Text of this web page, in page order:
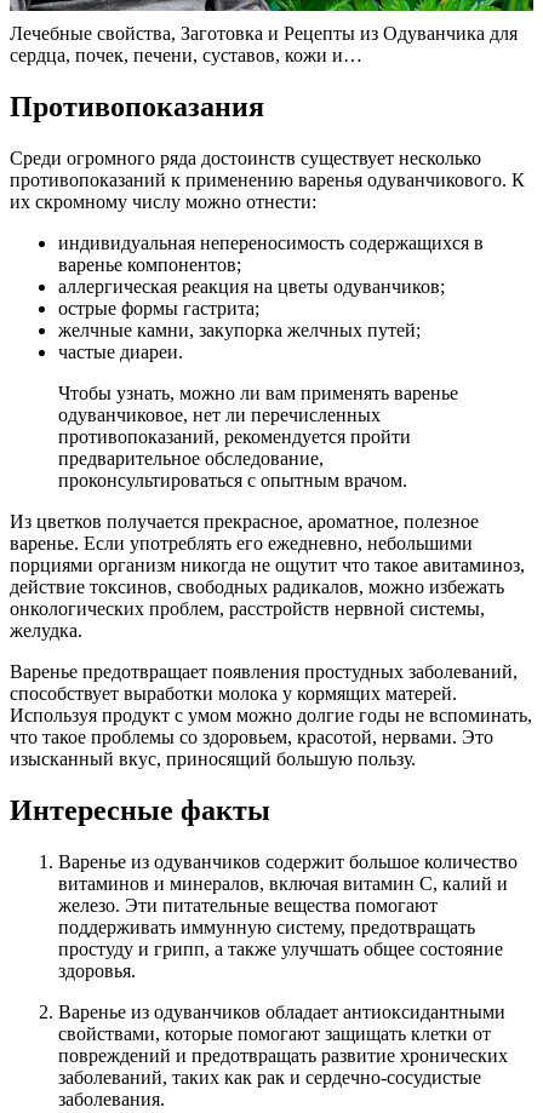
Лечебные свойства, Заготовка и Рецепты из Одуванчика для
сердца, почек, печени, суставов, кожи и…
Противопоказания
Среди огромного ряда достоинств существует несколько
противопоказаний к применению варенья одуванчикового. К
их скромному числу можно отнести:
индивидуальная непереносимость содержащихся в
варенье компонентов;
аллергическая реакция на цветы одуванчиков;
острые формы гастрита;
желчные камни, закупорка желчных путей;
частые диареи.
Чтобы узнать, можно ли вам применять варенье
одуванчиковое, нет ли перечисленных
противопоказаний, рекомендуется пройти
предварительное обследование,
проконсультироваться с опытным врачом.
Из цветков получается прекрасное, ароматное, полезное
варенье. Если употреблять его ежедневно, небольшими
порциями организм никогда не ощутит что такое авитаминоз,
действие токсинов, свободных радикалов, можно избежать
онкологических проблем, расстройств нервной системы,
желудка.
Варенье предотвращает появления простудных заболеваний,
способствует выработки молока у кормящих матерей.
Используя продукт с умом можно долгие годы не вспоминать,
что такое проблемы со здоровьем, красотой, нервами. Это
изысканный вкус, приносящий большую пользу.
Интересные факты
Варенье из одуванчиков содержит большое количество
витаминов и минералов, включая витамин С, калий и
железо. Эти питательные вещества помогают
поддерживать иммунную систему, предотвращать
простуду и грипп, а также улучшать общее состояние
здоровья.
Варенье из одуванчиков обладает антиоксидантными
свойствами, которые помогают защищать клетки от
повреждений и предотвращать развитие хронических
заболеваний, таких как рак и сердечно-сосудистые
заболевания.